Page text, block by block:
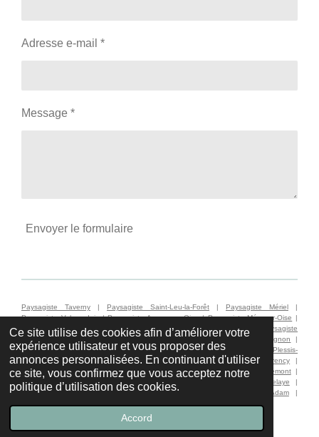
Ce site utilise des cookies afin d’améliorer votre
expérience utilisateur et vous proposer des
annonces personnalisées. En continuant d'utiliser
ce site, vous confirmez que vous acceptez notre
politique d’utilisation des cookies.
Accord
Adresse e-mail *
Message *
Envoyer le formulaire
Paysagiste Taverny | Paysagiste Saint-Leu-la-Forêt | Paysagiste Mériel |
PaysagisteValmondois|Paysagiste Auvers-sur-Oise|Paysagiste Méry-sur-Oise
|
Paysagiste Parmain |Paysagiste L'Isle-Adam| Paysagiste Eaubonne
Paysagiste
Ermont
|Paysagiste Andilly| Paysagiste Saint-Prix | Paysagiste Montlignon
|
Paysagiste Béthemont-la-Forêt|Paysagiste Chauvry |Paysagiste Le Plessis-
Bouchard|Paysagiste Soisy-sous-Montmorency|Paysagiste Montmorency |
Paysagiste Sannois|Paysagiste Enghien-les-Bains|Paysagiste Bouffémont|
Paysagiste Bessancourt
Paysagiste Beauchamp | Paysagiste Pierrelaye |
Paysagiste Franconville|Paysagiste Frépillon Paysagiste Villiers-Adam|
Paysagiste Pontoise | Paysagiste Orgeval
© 2025 Jardin Concept Paysagiste